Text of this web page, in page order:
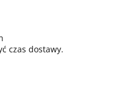
czas dostawy.